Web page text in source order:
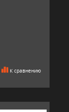
К сравнению